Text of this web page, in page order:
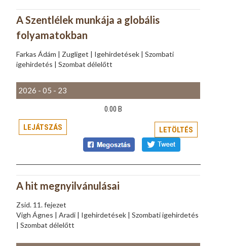
A Szentlélek munkája a globális
folyamatokban
Farkas Ádám | Zugliget | Igehirdetések | Szombati
igehirdetés | Szombat délelőtt
2026 - 05 - 23
0.00 B
LEJÁTSZÁS
LETÖLTÉS
A hit megnyilvánulásai
Zsid. 11. fejezet
Vigh Ágnes | Aradi | Igehirdetések | Szombati igehirdetés
| Szombat délelőtt